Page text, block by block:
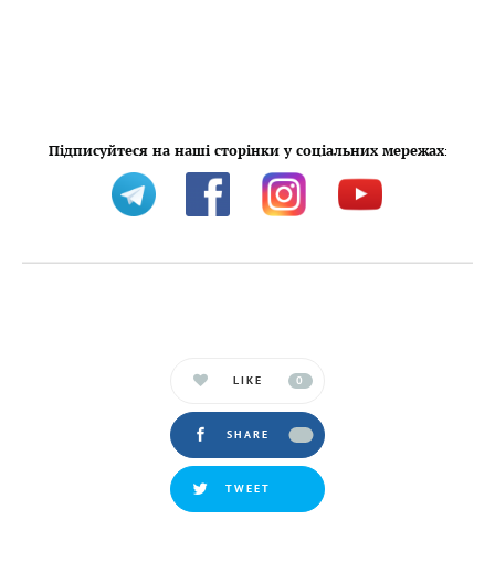
Підписуйтеся на наші сторінки у соціальних мережах:
LIKE 0
SHARE
TWEET